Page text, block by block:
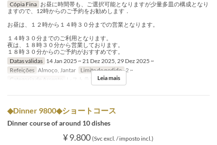
Cópia Fina お昼に時間帯も、ご選択可能となりますが少量多皿の構成となり
ますので、12時からのご予約をお勧めします．
お昼は、１２時から１４時３０分までの営業となります。
１４時３０分までのご利用となります。
夜は、１８時３０分から営業しております。
１８時３０分からのご予約がおすすめです。
Datas válidas 14 Jan 2025 ~ 21 Dez 2025, 29 Dez 2025 ~
Refeições Almoço, Jantar Limite de pedido 2 ~
Categoria de Assento
レストランのご予約
Leia mais
◆Dinner 9800◆ショートコース
Dinner course of around 10 dishes
¥ 9.800 (Svc excl. / imposto incl.)